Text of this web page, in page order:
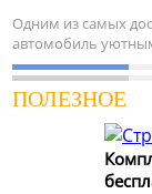
Одним из самых
автомобиль
ПОЛЕЗНОЕ